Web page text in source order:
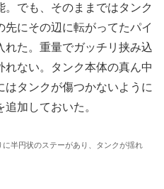
でも、そのままではタンク
にその辺に転がってたパイ
れた。重量でガッチリ挟み込
れない。タンク本体の真ん中
タンクが傷つかないように
加しておいた。
半円状のステーがあり、タンクが揺れ